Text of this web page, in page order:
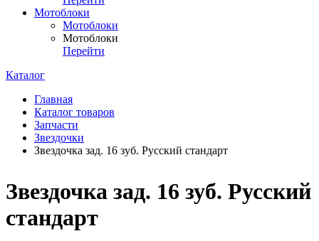
Мотоблоки
Мотоблоки
Мотоблоки
Перейти
Каталог
Главная
Каталог товаров
Запчасти
Звездочки
Звездочка зад. 16 зуб. Русский стандарт
Звездочка зад. 16 зуб. Русский
стандарт